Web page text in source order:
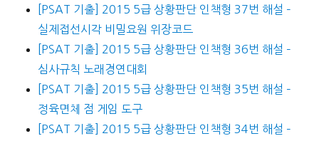
[PSAT 기출] 2015 5급 상황판단 인책형 37번 해설 –
실제접선시각 비밀요원 위장코드
[PSAT 기출] 2015 5급 상황판단 인책형 36번 해설 –
심사규칙 노래경연대회
[PSAT 기출] 2015 5급 상황판단 인책형 35번 해설 –
정육면체 점 게임 도구
[PSAT 기출] 2015 5급 상황판단 인책형 34번 해설 –